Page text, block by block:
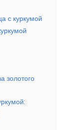
с куркумой
золотого